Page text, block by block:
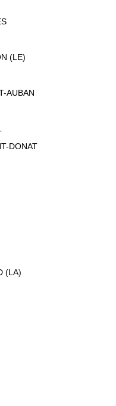
(LE)
AUBAN
DONAT
(LA)